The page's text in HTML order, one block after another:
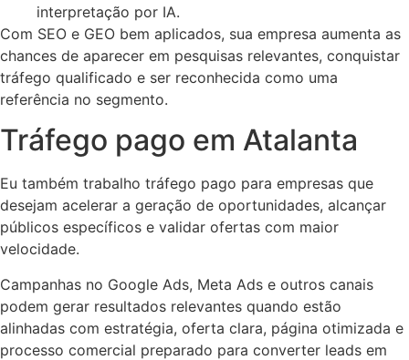
interpretação por IA.
Com SEO e GEO bem aplicados, sua empresa aumenta as
chances de aparecer em pesquisas relevantes, conquistar
tráfego qualificado e ser reconhecida como uma
referência no segmento.
Tráfego pago em Atalanta
Eu também trabalho tráfego pago para empresas que
desejam acelerar a geração de oportunidades, alcançar
públicos específicos e validar ofertas com maior
velocidade.
Campanhas no Google Ads, Meta Ads e outros canais
podem gerar resultados relevantes quando estão
alinhadas com estratégia, oferta clara, página otimizada e
processo comercial preparado para converter leads em